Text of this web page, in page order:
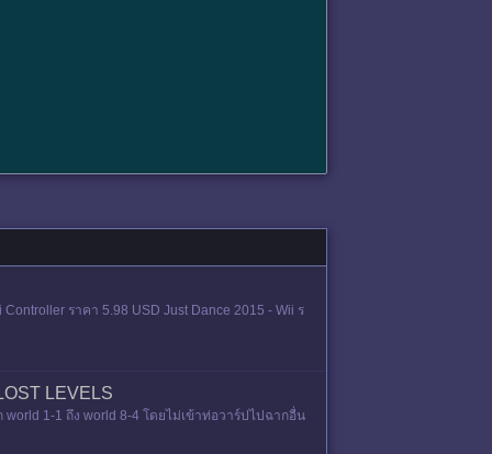
ราคา 5.98 USD Just Dance 2015 - Wii ร
LEVELS
world 1-1 ถึง world 8-4 โดยไม่เข้าท่อวาร์ปไปฉากอื่น